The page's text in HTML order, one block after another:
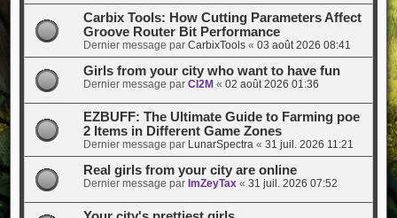
Carbix Tools: How Cutting Parameters Affect
Groove Router Bit Performance
Dernier message par CarbixTools« 03 août 2026 08:41
Girls from your city who want to have fun
Dernier message par Cl2M « 02 août 2026 01:36
EZBUFF: The Ultimate Guide to Farming poe
2 Items in Different Game Zones
Dernier message par LunarSpectra« 31 juil. 2026 11:21
Real girls from your city are online
Dernier message par ImZeyTax« 31 juil. 2026 07:52